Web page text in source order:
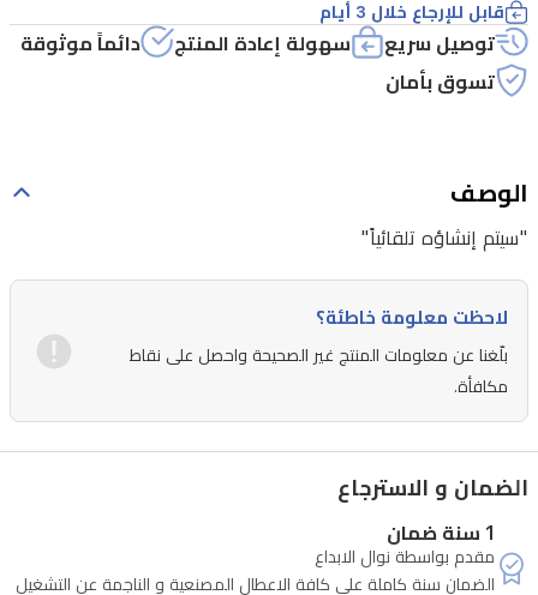
قابل للإرجاع خلال 3 أيام
توصيل سريع سهولة إعادة المنتج
دائماً موثوقة
تسوق بأمان
الوصف
"سيتم إنشاؤه تلقائياً"
لاحظت معلومة خاطئة؟
بلّغنا عن معلومات المنتج غير الصحيحة واحصل على نقاط
مكافأة.
الضمان و الاسترجاع
1 سنة ضمان
مقدم بواسطة نوال الابداع
الضمان سنة كاملة على كافة الاعطال المصنعية و الناجمة عن التشغيل